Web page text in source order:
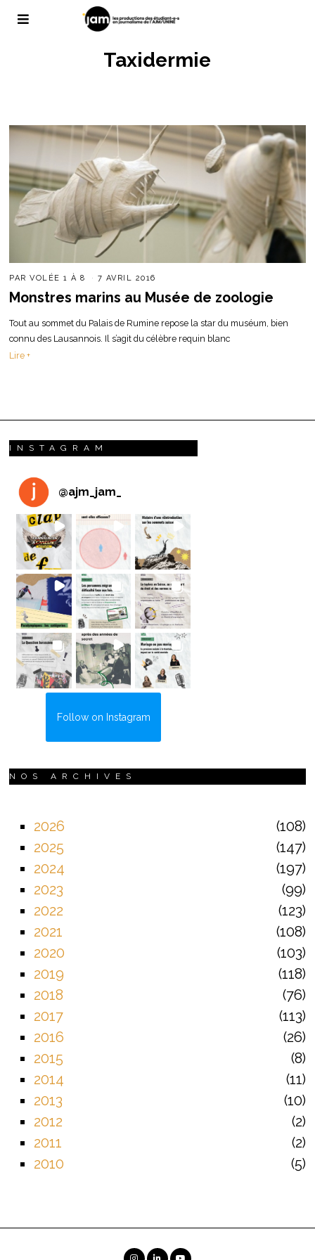
Taxidermie
PARVOLÉE 1 À 8 7 AVRIL 2016
Monstres marins au Musée de zoologie
Tout au sommet du Palais de Rumine repose la star du muséum, bien
connu des Lausannois. Il s’agit du célèbre requin blanc
Lire +
INSTAGRAM
@ajm_jam_
Follow on Instagram
NOS ARCHIVES
2026
108
2025
147
2024
197
2023
99
2022
123
2021
108
2020
103
2019
118
2018
76
2017
113
2016
26
2015
8
2014
11
2013
10
2012
2
2011
2
2010
5